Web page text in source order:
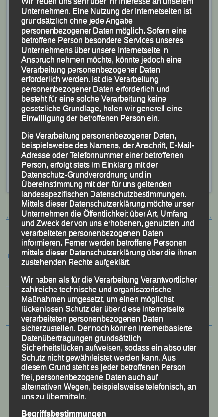
Foto Schürger
Der dritte LG-AktiveManfred Ammerl, der der AK M 45
angehört, sicherte sich über fünf Kilometer in 17:37
Daniel Stemplinger.
VeröffentlichtinAktuelles,Archiv 2016|Markiert mit
Dreiburgenland Marathon,Manfred Ammerl,Sabrina Prager
Thurmansbang
Beitragsnavigation
← Hamburg – Marathon →
Termine:
Unternehmen. Eine Nutzung der Internetseiten ist
grundsätzlich ohne jede Angabe
personenbezogener Daten möglich. Sofern eine
betroffene Person besondere Services unseres
Unternehmens über unsere Internetseite in
Anspruch nehmen möchte, könnte jedoch eine
Verarbeitung personenbezogener Daten
erforderlich werden. Ist die Verarbeitung
personenbezogener Daten erforderlich und
besteht für eine solche Verarbeitung keine
gesetzliche Grundlage, holen wir generell eine
Einwilligung der betroffenen Person ein.
Die Verarbeitung personenbezogener Daten,
beispielsweise des Namens, der Anschrift, E-Mail-
Adresse oder Telefonnummer einer betroffenen
Person, erfolgt stets im Einklang mit der
Datenschutz-Grundverordnung und in
Übereinstimmung mit den für uns geltenden
landesspezifischen Datenschutzbestimmungen.
Mittels dieser Datenschutzerklärung möchte unser
Unternehmen die Öffentlichkeit über Art, Umfang
und Zweck der von uns erhobenen, genutzten und
verarbeiteten personenbezogenen Daten
informieren. Ferner werden betroffene Personen
mittels dieser Datenschutzerklärung über die ihnen
zustehenden Rechte aufgeklärt.
Wir haben als für die Verarbeitung Verantwortlicher
zahlreiche technische und organisatorische
Maßnahmen umgesetzt, um einen möglichst
lückenlosen Schutz der über diese Internetseite
verarbeiteten personenbezogenen Daten
sicherzustellen. Dennoch können Internetbasierte
Datenübertragungen grundsätzlich
Sicherheitslücken aufweisen, sodass ein absoluter
Schutz nicht gewährleistet werden kann. Aus
diesem Grund steht es jeder betroffenen Person
frei, personenbezogene Daten auch auf
alternativen Wegen, beispielsweise telefonisch, an
uns zu übermitteln.
Begriffsbestimmungen